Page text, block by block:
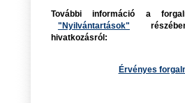
További információ a
"Nyilvántartások" részében
hivatkozásról:
Érvényes